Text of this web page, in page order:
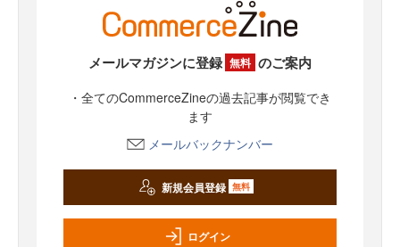
メールマガジンに登録 無料 のご案内
・全てのCommerceZineの過去記事が閲覧でき
ます
メールバックナンバー
新規会員登録 無料
ログイン